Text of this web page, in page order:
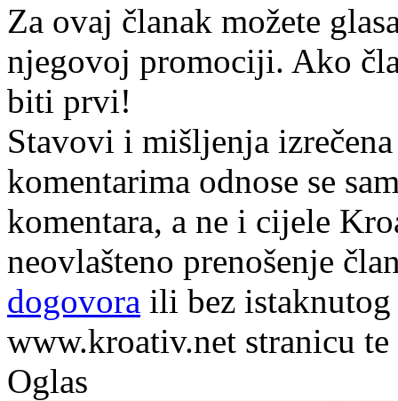
Za ovaj članak možete
njegovoj promociji. Ako
biti prvi!
Stavovi i mišljenja
komentarima odnose se
komentara, a ne i cijele
neovlašteno prenošenje
dogovora ili bez
www.kroativ.net stranicu te
Oglas